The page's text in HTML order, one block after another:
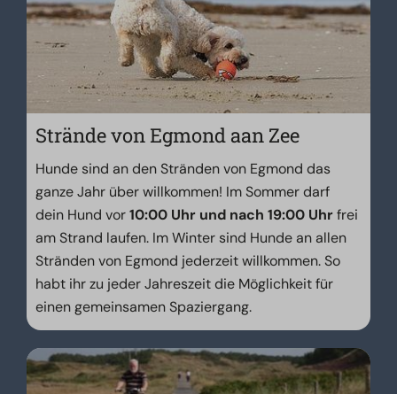
Strände von Egmond aan Zee
Hunde sind an den Stränden von Egmond das
ganze Jahr über willkommen! Im Sommer darf
dein Hund vor10:00 Uhr und nach 19:00 Uhrfrei
am Strand laufen. Im Winter sind Hunde an allen
Stränden von Egmond jederzeit willkommen. So
habt ihr zu jeder Jahreszeit die Möglichkeit für
einen gemeinsamen Spaziergang.